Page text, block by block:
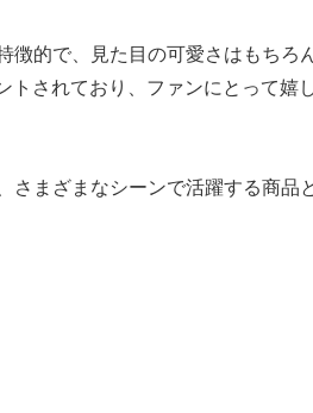
徴的で、見た目の可愛さはもちろ
トされており、ファンにとって嬉
さまざまなシーンで活躍する商品